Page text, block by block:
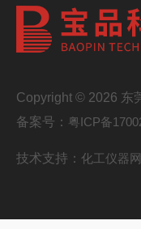
Copyright © 2026 东
备案号： 粤ICP备
技术支持： 化工仪器网